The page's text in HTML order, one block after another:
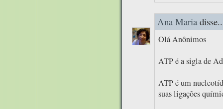
Ana Maria
Olá Anônimos
ATP é a sigla de
ATP é um
suas ligações